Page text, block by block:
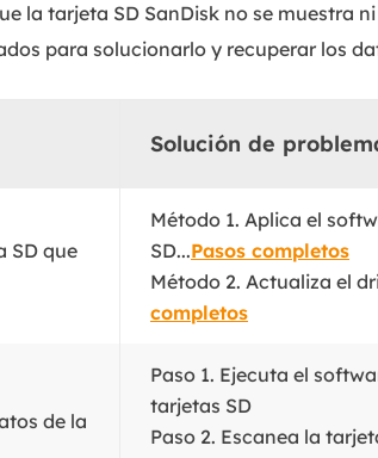
Recovery
bases de datos MS SQL.
la tarjeta SD SanDisk no se muestra
para solucionarlo y recuperar los
Solución de
SD que
Método 1. Aplica el
SD...Pasos completos
Método 2. Actualiza el
completos
de la
Paso 1. Ejecuta el
tarjetas SD
Paso 2. Escanea la